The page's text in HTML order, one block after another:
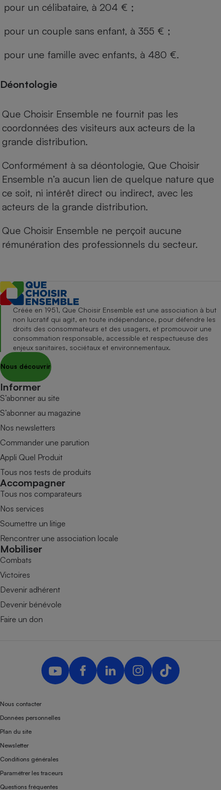
pour un célibataire, à 204 € ;
pour un couple sans enfant, à 355 € ;
pour une famille avec enfants, à 480 €.
Déontologie
Que Choisir Ensemble ne fournit pas les
coordonnées des visiteurs aux acteurs de la
grande distribution.
Conformément à sa déontologie, Que Choisir
Ensemble n’a aucun lien de quelque nature que
ce soit, ni intérêt direct ou indirect, avec les
acteurs de la grande distribution.
Que Choisir Ensemble ne perçoit aucune
rémunération des professionnels du secteur.
Créée en 1951, Que Choisir Ensemble est une association à but
non lucratif qui agit, en toute indépendance, pour défendre les
droits des consommateurs et des usagers, et promouvoir une
consommation responsable, accessible et respectueuse des
enjeux sanitaires, sociétaux et environnementaux.
Nous découvrir
Informer
S’abonner au site
S’abonner au magazine
Nos newsletters
Commander une parution
Appli Quel Produit
Tous nos tests de produits
Accompagner
Tous nos comparateurs
Nos services
Soumettre un litige
Rencontrer une association locale
Mobiliser
Combats
Victoires
Devenir adhérent
Devenir bénévole
Faire un don
Nous contacter
Données personnelles
Plan du site
Newsletter
Conditions générales
Paramétrer les traceurs
Questions fréquentes